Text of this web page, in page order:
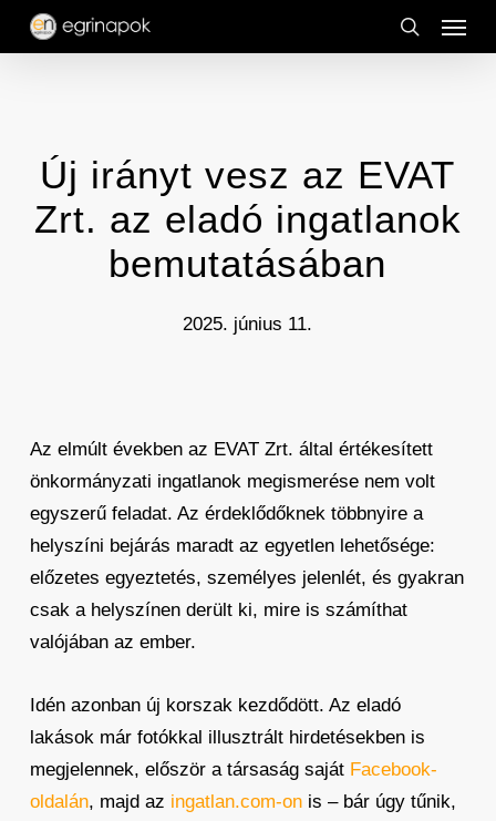
Skip
search
Menu
Új irányt vesz az EVAT
Zrt. az eladó ingatlanok
bemutatásában
2025. június 11.
Az elmúlt években az EVAT Zrt. által értékesített
önkormányzati ingatlanok megismerése nem volt
egyszerű feladat. Az érdeklődőknek többnyire a
helyszíni bejárás maradt az egyetlen lehetősége:
előzetes egyeztetés, személyes jelenlét, és gyakran
csak a helyszínen derült ki, mire is számíthat
valójában az ember.
Idén azonban új korszak kezdődött. Az eladó
lakások már fotókkal illusztrált hirdetésekben is
megjelennek, először a társaság saját Facebook-
oldalán, majd az ingatlan.com-onis – bár úgy tűnik,